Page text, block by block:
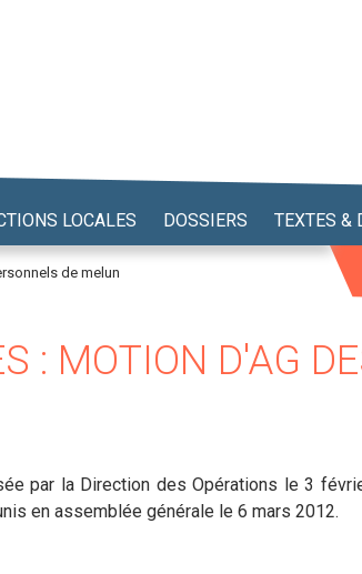
LOCALES DOSSIERS TEXTES &
de melun
: MOTION D'AG
par la Direction des Opérations le 3
en assemblée générale le 6 mars 2012.